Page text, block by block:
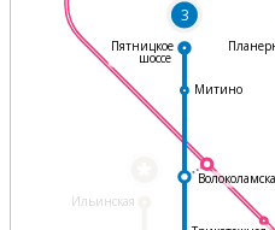
Ильинская
3
Митино
Пятницкое
шоссе